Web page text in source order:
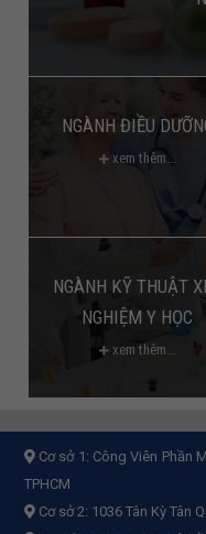
NGÀNH ĐIỀU
xem thêm...
NGÀNH KỸ THUẬT
NGHIỆM Y HỌC
xem thêm...
Cơ sở 1: Công Viên Phần
TPHCM
Cơ sở 2: 1036 Tân Kỳ Tân